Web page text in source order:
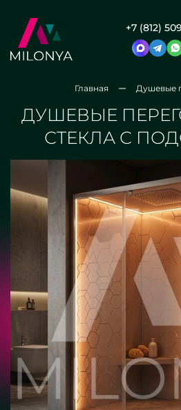
+7 (812)
Главная Душевые
ДУШЕВЫЕ
СТЕКЛА С